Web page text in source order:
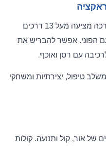
לפי היצרן והמקורות התואמים, הערכה מציעה מעל 13 דרכים
הפוני. אפשר להבריש את
עם רסן ואוכף.
טיפול, יצירתיות ומשחקי
של אור, קול ותנועה. קולות